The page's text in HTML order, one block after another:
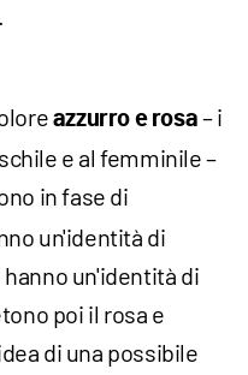
azzurro e rosa – i
e al femminile –
in fase di
un'identità di
un'identità di
poi il rosa e
di una possibile